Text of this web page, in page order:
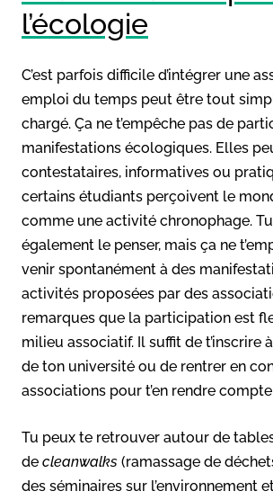
l’écologie
C’est parfois difficile d’intégrer une
emploi du temps peut être tout
chargé. Ça ne t’empêche pas de
manifestations écologiques. Elles
contestataires, informatives ou
certains étudiants perçoivent le
comme une activité chronophage.
également le penser, mais ça ne
venir spontanément à des
activités proposées par des
remarques que la participation est
milieu associatif. Il suffit de t’inscrire
de ton université ou de rentrer en
associations pour t’en rendre
Tu peux te retrouver autour de
de cleanwalks (ramassage de
des séminaires sur l’environnement